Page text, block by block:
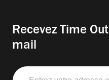
Recevez Time
mail
Entrez